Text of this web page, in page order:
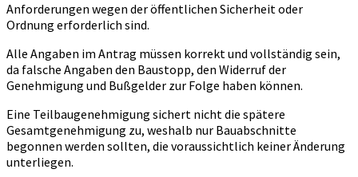
Anforderungen wegen der öffentlichen Sicherheit oder
Ordnung erforderlich sind.
Alle Angaben im Antrag müssen korrekt und vollständig sein,
da falsche Angaben den Baustopp, den Widerruf der
Genehmigung und Bußgelder zur Folge haben können.
Eine Teilbaugenehmigung sichert nicht die spätere
Gesamtgenehmigung zu, weshalb nur Bauabschnitte
begonnen werden sollten, die voraussichtlich keiner Änderung
unterliegen.